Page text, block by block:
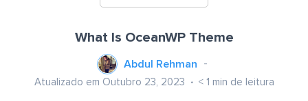
What Is OceanWP Theme
Abdul Rehman
Atualizado em Outubro 23, 2023 < 1 min de leitura